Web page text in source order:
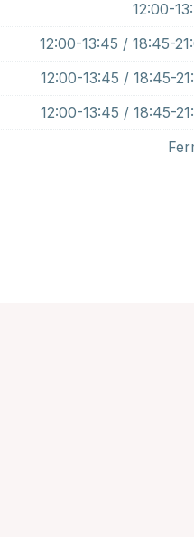
12:00-
12:00-13:45 / 18:45-
12:00-13:45 / 18:45-
12:00-13:45 / 18:45-